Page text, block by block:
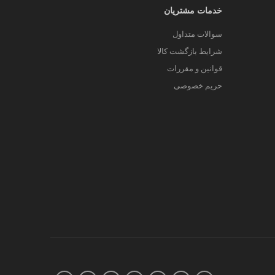
خدمات مشتریان
سوالات متداول
شرایط بازگشت کالا
قوانین و مقررات
حریم خصوصی